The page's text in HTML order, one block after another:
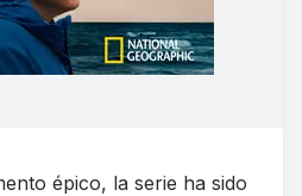
épico, la serie ha sido